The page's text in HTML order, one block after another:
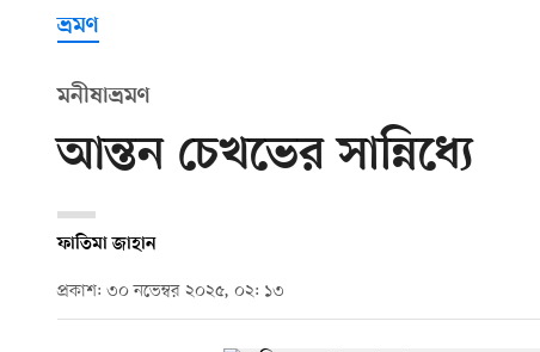
ভ্রমণ
মনীষাভ্রমণ
আন্তন চেখভের সান্নিধ্যে
ফাতিমা জাহান
প্রকাশ: ৩০ নভেম্বর ২০২৫, ০২: ১৩